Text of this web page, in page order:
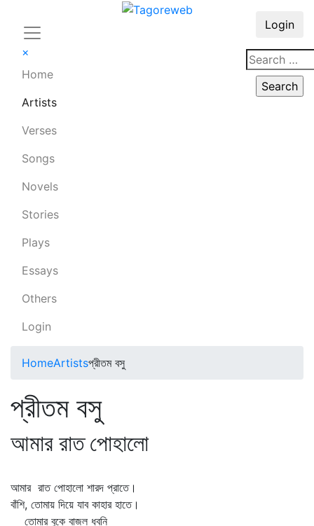
×
Home
Artists
Verses
Songs
Novels
Stories
Plays
Essays
Others
Login
Login
HomeArtistsপ্রীতম বসু
প্রীতম বসু
আমার রাত পোহালো
আমার রাত পোহালো শারদ প্রাতে।
বাঁশি, তোমায় দিয়ে যাব কাহার হাতে।
তোমার বুকে বাজল ধ্বনি